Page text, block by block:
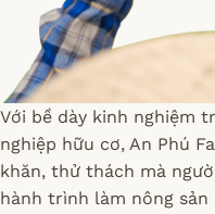
Với bề dày kinh nghiệm
nghiệp hữu cơ, An Phú
khăn, thử thách mà
hành trình làm nông sản